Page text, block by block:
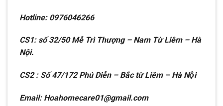
Hotline: 0976046266
CS1: số 32/50 Mễ Trì Thượng – Nam Từ Liêm – Hà
Nội.
CS2 : Số 47/172 Phú Diễn – Bắc từ Liêm – Hà Nội
Email: Hoahomecare01@gmail.com